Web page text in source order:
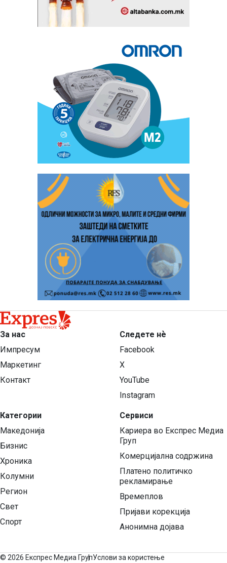
За нас
Импресум
Маркетинг
Контакт
Категории
Македонија
Бизнис
Хроника
Колумни
Регион
Свет
Спорт
Следете нѐ
Facebook
X
YouTube
Instagram
Сервиси
Кариера во Експрес Медиа
Груп
Комерцијална содржина
Платено политичко
рекламирање
Времеплов
Пријави корекција
Анонимна дојава
© 2026 Експрес Медиа ГрупУслови за користење